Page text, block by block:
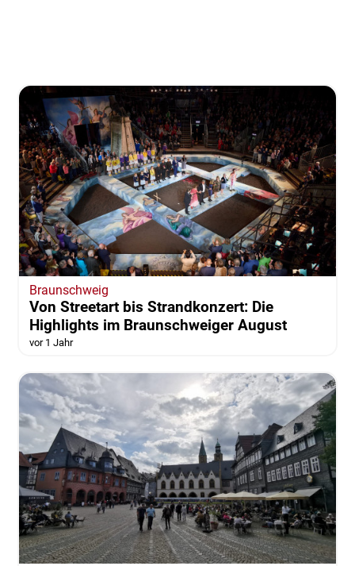
Braunschweig
Von Streetart bis Strandkonzert: Die
Highlights im Braunschweiger August
vor 1 Jahr